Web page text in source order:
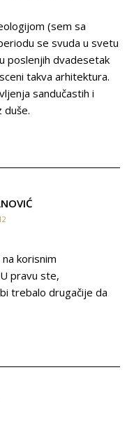
(sem sa
se svuda u svetu
poslenjih dvadesetak
takva arhitektura.
sandučastih i
duše.
korisnim
pravu ste,
trebalo drugačije da